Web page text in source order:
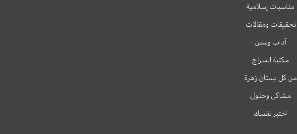
مناسبات إسلامية
تحقيقات ومقالات
آداب وسنن
مكتبة السراج
من كل بستان زهرة
مشاكل وحلول
اختبر نفسك